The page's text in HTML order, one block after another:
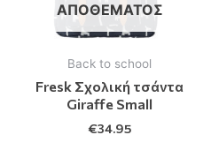
ΑΠΟΘΈΜΑΤΟΣ
Back to school
Fresk Σχολική τσάντα
Giraffe Small
€34.95